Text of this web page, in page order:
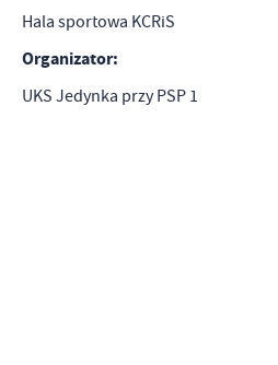
Hala sportowa KCRiS
Organizator:
UKS Jedynka przy PSP 1